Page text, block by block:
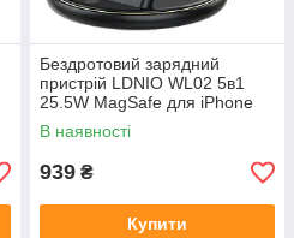
Бездротовий зарядний
пристрій LDNIO WL02 5в1
25.5W MagSafe для iPhone
AirPods iWatch зі
світильником LED
В наявності
939 ₴
Купити